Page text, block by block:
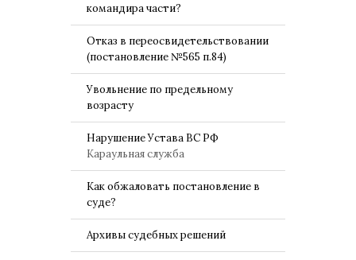
командира части?
Отказ в переосвидетельствовании
(постановление №565 п.84)
Увольнение по предельному
возрасту
Нарушение Устава ВС РФ
Караульная служба
Как обжаловать постановление в
суде?
Архивы судебных решений